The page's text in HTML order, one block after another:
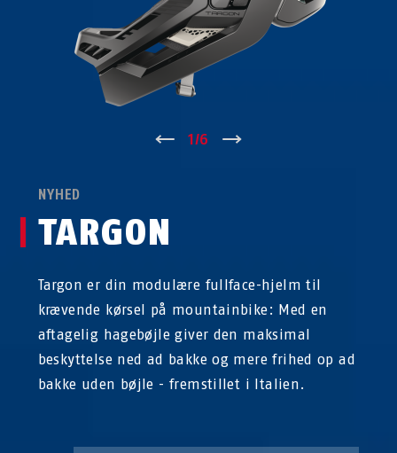
1/6
NYHED
TARGON
Targon er din modulære fullface-hjelm til
krævende kørsel på mountainbike: Med en
aftagelig hagebøjle giver den maksimal
beskyttelse ned ad bakke og mere frihed op ad
bakke uden bøjle - fremstillet i Italien.